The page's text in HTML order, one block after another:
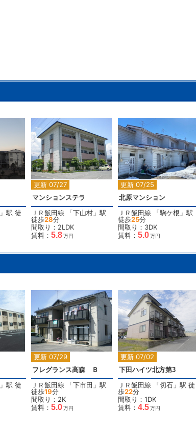
」駅 徒
更新 07/27
2
マンションステラ
ＪＲ飯田線 「下山村 」駅
徒歩28分
間取り：2LDK
賃料： 5.8万円
更新 07/25
2
北原マンション
ＪＲ飯田線 「駒ケ根 」駅
徒歩25分
間取り：3DK
賃料： 5.0万円
」駅 徒
更新 07/29
2
フレグランス高森 Ｂ
ＪＲ飯田線 「下市田 」駅
徒歩19分
間取り：2K
賃料： 5.0万円
更新 07/02
2
下田ハイツ北方第3
ＪＲ飯田線 「切石 」駅 徒
歩22分
間取り：1DK
賃料： 4.5万円